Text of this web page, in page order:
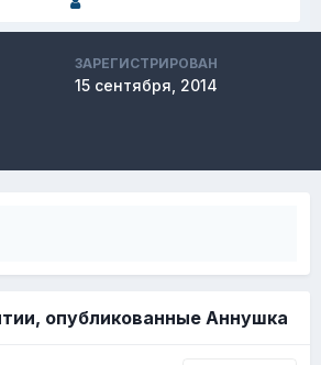
ЗАРЕГИСТРИРОВАН
15 сентября, 2014
опубликованные Аннушка